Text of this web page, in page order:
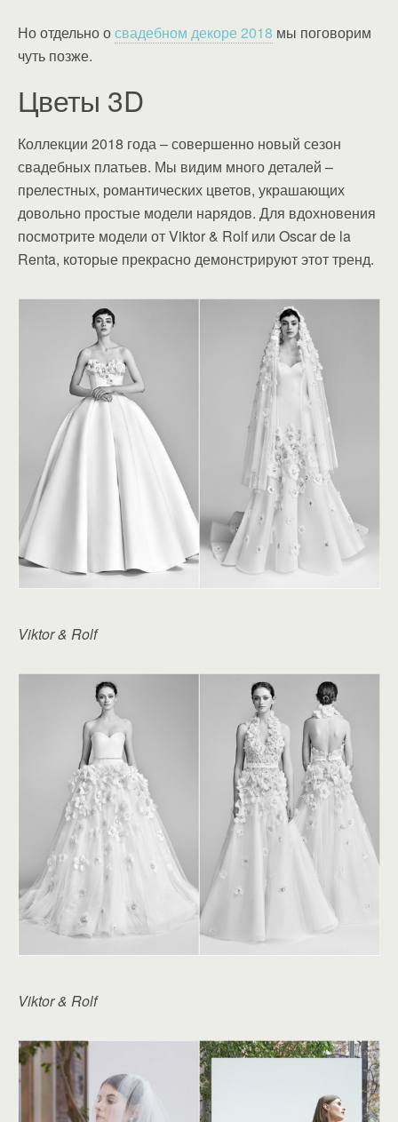
Но отдельно освадебном декоре 2018 мы поговорим
чуть позже.
Цветы 3D
Коллекции 2018 года – совершенно новый сезон
свадебных платьев. Мы видим много деталей –
прелестных, романтических цветов, украшающих
довольно простые модели нарядов. Для вдохновения
посмотрите модели от Viktor & Rolf или Oscar de la
Renta, которые прекрасно демонстрируют этот тренд.
Viktor & Rolf
Viktor & Rolf